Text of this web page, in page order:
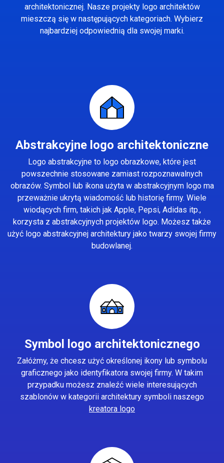
architektonicznej. Nasze projekty logo architektów
mieszczą się w następujących kategoriach. Wybierz
najbardziej odpowiednią dla swojej marki.
Abstrakcyjne logo architektoniczne
Logo abstrakcyjne to logo obrazkowe, które jest
powszechnie stosowane zamiast rozpoznawalnych
obrazów. Symbol lub ikona użyta w abstrakcyjnym logo ma
przeważnie ukrytą wiadomość lub historię firmy. Wiele
wiodących firm, takich jak Apple, Pepsi, Adidas itp.,
korzysta z abstrakcyjnych projektów logo. Możesz także
użyć logo abstrakcyjnej architektury jako twarzy swojej firmy
budowlanej.
Symbol logo architektonicznego
Załóżmy, że chcesz użyć określonej ikony lub symbolu
graficznego jako identyfikatora swojej firmy. W takim
przypadku możesz znaleźć wiele interesujących
szablonów w kategorii architektury symboli naszego
kreatora logo